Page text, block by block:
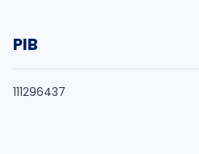
PIB
111296437